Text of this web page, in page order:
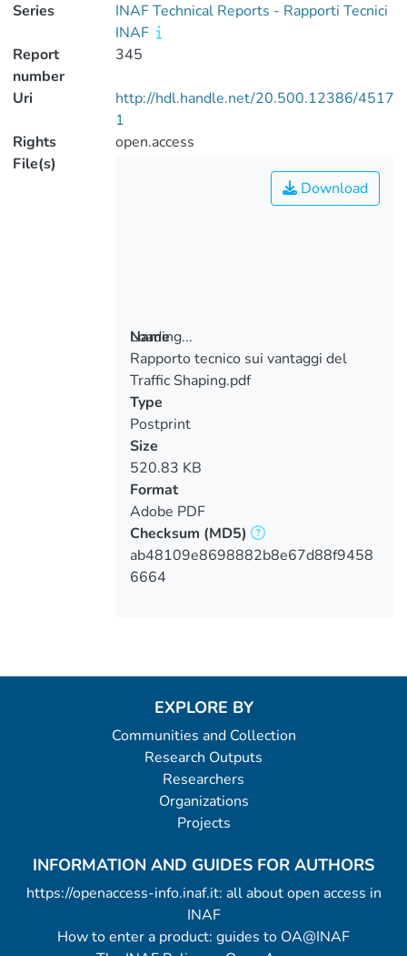
Series
INAF Technical Reports - Rapporti Tecnici
INAF
Report
number
345
Uri
http://hdl.handle.net/20.500.12386/4517
1
Rights
open.access
File(s)
Loading...
Loading...
Download
Name
Rapporto tecnico sui vantaggi del
Traffic Shaping.pdf
Type
Postprint
Size
520.83 KB
Format
Adobe PDF
Checksum (MD5)
ab48109e8698882b8e67d88f9458
6664
EXPLORE BY
Communities and Collection
Research Outputs
Researchers
Organizations
Projects
INFORMATION AND GUIDES FOR AUTHORS
https://openaccess-info.inaf.it: all about open access in
INAF
How to enter a product: guides to OA@INAF